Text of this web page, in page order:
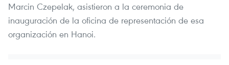
Marcin Czepelak, asistieron a la ceremonia de
inauguración de la oficina de representación de esa
organización en Hanoi.